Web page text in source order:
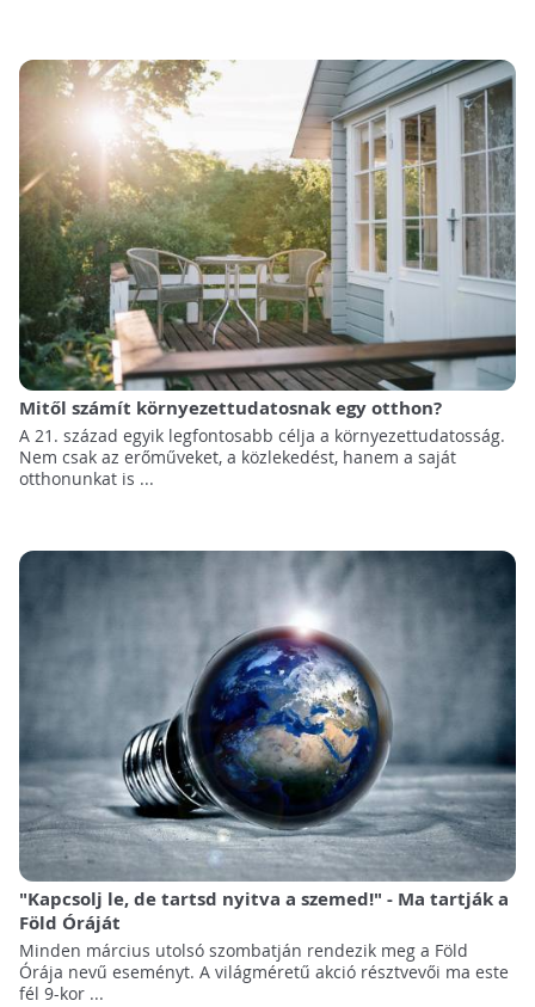
Mitől számít környezettudatosnak egy otthon?
A 21. század egyik legfontosabb célja a környezettudatosság.
Nem csak az erőműveket, a közlekedést, hanem a saját
otthonunkat is ...
"Kapcsolj le, de tartsd nyitva a szemed!" - Ma tartják a
Föld Óráját
Minden március utolsó szombatján rendezik meg a Föld
Órája nevű eseményt. A világméretű akció résztvevői ma este
fél 9-kor ...